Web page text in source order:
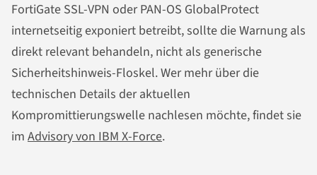
FortiGate SSL-VPN oder PAN-OS GlobalProtect
internetseitig exponiert betreibt, sollte die Warnung als
direkt relevant behandeln, nicht als generische
Sicherheitshinweis-Floskel. Wer mehr über die
technischen Details der aktuellen
Kompromittierungswelle nachlesen möchte, findet sie
im Advisory von IBM X-Force.